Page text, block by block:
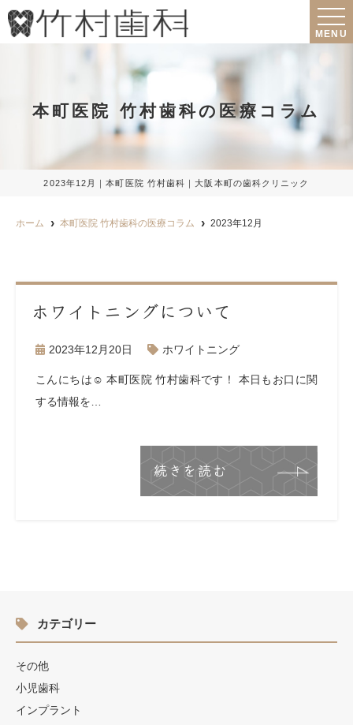
MENU
本町医院 竹村歯科の医療コラム
2023年12月｜本町医院 竹村歯科｜大阪本町の歯科クリニック
ホーム 本町医院 竹村歯科の医療コラム 2023年12月
ホワイトニングについて
2023年12月20日 ホワイトニング
こんにちは☺︎ 本町医院 竹村歯科です！ 本日もお口に関
する情報を…
続きを読む
カテゴリー
その他
小児歯科
インプラント